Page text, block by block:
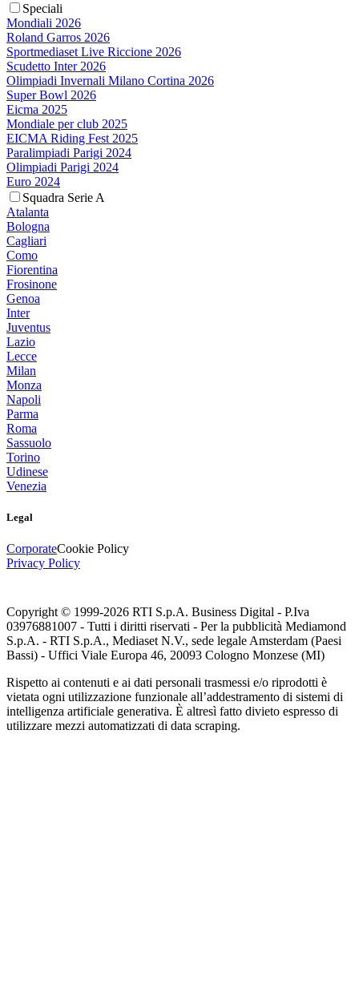
Speciali
Mondiali 2026
Roland Garros 2026
Sportmediaset Live Riccione 2026
Scudetto Inter 2026
Olimpiadi Invernali Milano Cortina 2026
Super Bowl 2026
Eicma 2025
Mondiale per club 2025
EICMA Riding Fest 2025
Paralimpiadi Parigi 2024
Olimpiadi Parigi 2024
Euro 2024
Squadra Serie A
Atalanta
Bologna
Cagliari
Como
Fiorentina
Frosinone
Genoa
Inter
Juventus
Lazio
Lecce
Milan
Monza
Napoli
Parma
Roma
Sassuolo
Torino
Udinese
Venezia
Legal
CorporateCookie Policy
Privacy Policy
Copyright © 1999-2026 RTI S.p.A. Business Digital - P.Iva
03976881007 - Tutti i diritti riservati - Per la pubblicità Mediamond
S.p.A. - RTI S.p.A., Mediaset N.V., sede legale Amsterdam (Paesi
Bassi) - Uffici Viale Europa 46, 20093 Cologno Monzese (MI)
Rispetto ai contenuti e ai dati personali trasmessi e/o riprodotti è
vietata ogni utilizzazione funzionale all’addestramento di sistemi di
intelligenza artificiale generativa. È altresì fatto divieto espresso di
utilizzare mezzi automatizzati di data scraping.